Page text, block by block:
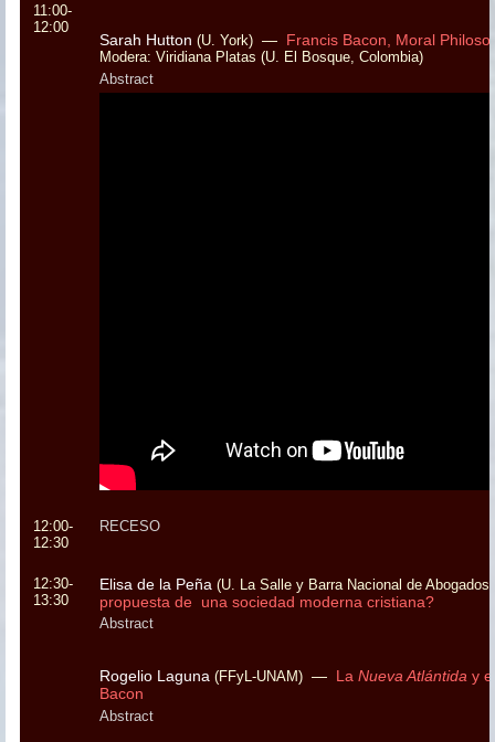
11:00-
12:00
Sarah Hutton (U. York) — Francis Bacon, Moral
Modera: Viridiana Platas (U. El Bosque, Colombia)
Abstract
12:00-
12:30
RECESO
12:30-
13:30
Elisa de la Peña (U. La Salle y Barra Nacional de Abogados)
propuesta de una sociedad moderna cristiana?
Abstract
Rogelio Laguna (FFyL-UNAM) — La Nueva Atlántida y
Bacon
Abstract